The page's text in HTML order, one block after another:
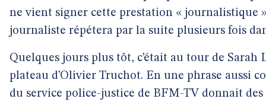
ne vient signer cette prestation « journalistique
journaliste répétera par la suite plusieurs fois
Quelques jours plus tôt, c’était au tour de Sarah
plateau d’Olivier Truchot. En une phrase aussi
du service police-justice de BFM-TV donnait